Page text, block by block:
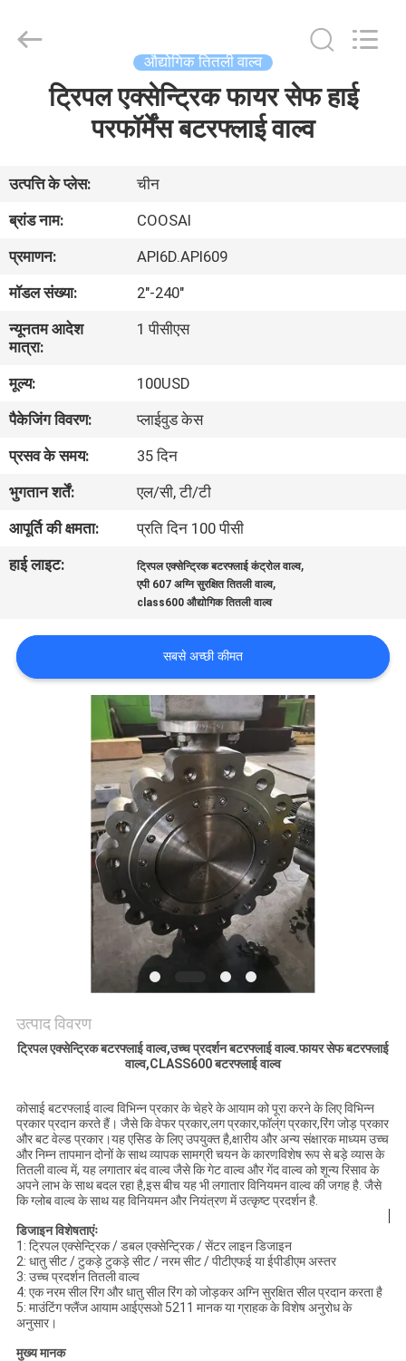
हमारे
बारे
कारखाने
दौरा
गुणवत्ता
नियंत्रण
हमसे
संपर्क
समाचार
PRIVACY
group.
औद्योगिक तितली वाल्व
ट्रिपल एक्सेन्ट्रिक फायर सेफ हाई
परफॉर्मेंस बटरफ्लाई वाल्व
उत्पत्ति के प्लेस:
चीन
ब्रांड नाम:
COOSAI
प्रमाणन:
API6D.API609
मॉडल संख्या:
2"-240"
न्यूनतम आदेश
मात्रा:
1 पीसीएस
मूल्य:
100USD
पैकेजिंग विवरण:
प्लाईवुड केस
प्रसव के समय:
35 दिन
भुगतान शर्तें:
एल/सी, टी/टी
आपूर्ति की क्षमता:
प्रति दिन 100 पीसी
हाई लाइट:
ट्रिपल एक्सेन्ट्रिक बटरफ्लाई कंट्रोल वाल्व,
एपी 607 अग्नि सुरक्षित तितली वाल्व,
class600 औद्योगिक तितली वाल्व
सबसे अच्छी कीमत
उत्पाद विवरण
ट्रिपल एक्सेन्ट्रिक बटरफ्लाई वाल्व,उच्च प्रदर्शन बटरफ्लाई वाल्व.फायर सेफ बटरफ्लाई
वाल्व,CLASS600 बटरफ्लाई वाल्व
कोसाई बटरफ्लाई वाल्व विभिन्न प्रकार के चेहरे के आयाम को पूरा करने के लिए विभिन्न
प्रकार प्रदान करते हैं। जैसे कि वेफर प्रकार,लग प्रकार,फॉल्ंग प्रकार,रिंग जोड़ प्रकार
और बट वेल्ड प्रकार।यह एसिड के लिए उपयुक्त है,क्षारीय और अन्य संक्षारक माध्यम उच्च
और निम्न तापमान दोनों के साथ व्यापक सामग्री चयन के कारणविशेष रूप से बड़े व्यास के
तितली वाल्व में, यह लगातार बंद वाल्व जैसे कि गेट वाल्व और गेंद वाल्व को शून्य रिसाव के
अपने लाभ के साथ बदल रहा है,इस बीच यह भी लगातार विनियमन वाल्व की जगह है. जैसे
कि ग्लोब वाल्व के साथ यह विनियमन और नियंत्रण में उत्कृष्ट प्रदर्शन है.
डिजाइन विशेषताएंः
1: ट्रिपल एक्सेन्ट्रिक / डबल एक्सेन्ट्रिक / सेंटर लाइन डिजाइन
2: धातु सीट / टुकड़े टुकड़े सीट / नरम सीट / पीटीएफई या ईपीडीएम अस्तर
3: उच्च प्रदर्शन तितली वाल्व
4: एक नरम सील रिंग और धातु सील रिंग को जोड़कर अग्नि सुरक्षित सील प्रदान करता है
5: माउंटिंग फ्लैंज आयाम आईएसओ 5211 मानक या ग्राहक के विशेष अनुरोध के
अनुसार।
मुख्य मानक